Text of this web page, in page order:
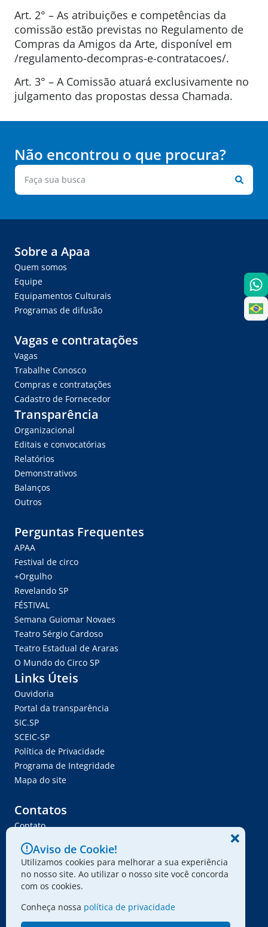
Art. 2° – As atribuições e competências da
comissão estão previstas no Regulamento de
Compras da Amigos da Arte, disponível em
/regulamento-decompras-e-contratacoes/.
Art. 3° – A Comissão atuará exclusivamente no
julgamento das propostas dessa Chamada.
Não encontrou o que procura?
Sobre a Apaa
Quem somos
Equipe
Equipamentos Culturais
Programas de difusão
Vagas e contratações
Vagas
Trabalhe Conosco
Compras e contratações
Cadastro de Fornecedor
Transparência
Organizacional
Editais e convocatórias
Relatórios
Demonstrativos
Balanços
Outros
Perguntas Frequentes
APAA
Festival de circo
+Orgulho
Revelando SP
FÉSTIVAL
Semana Guiomar Novaes
Teatro Sérgio Cardoso
Teatro Estadual de Araras
O Mundo do Circo SP
Links Úteis
Ouvidoria
Portal da transparência
SIC.SP
SCEIC-SP
Política de Privacidade
Programa de Integridade
Mapa do site
Contatos
Contato
Trabalhe Conosco
Ser Fornecedor
Envie seu projeto
Aviso de Cookie!
Utilizamos cookies para melhorar a sua experiência
no nosso site. Ao utilizar o nosso site você concorda
com os cookies.
Conheça nossa política de privacidade